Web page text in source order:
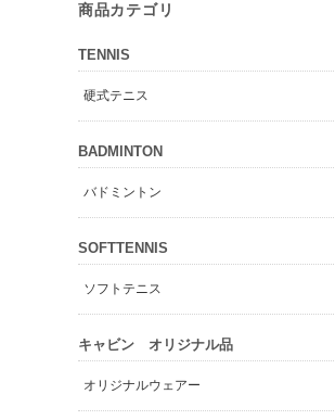
商品カテゴリ
TENNIS
硬式テニス
BADMINTON
バドミントン
SOFTTENNIS
ソフトテニス
キャビン オリジナル品
オリジナルウェアー